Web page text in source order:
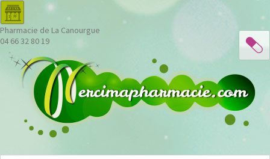
Pharmacie de La Canourgue
04 66 32 80 19